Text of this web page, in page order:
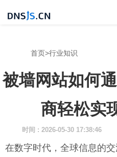
首页 >行业知识
被墙网站如何
商轻松实
时间 : 2026-05-30 17:38:46
在数字时代，全球信息的